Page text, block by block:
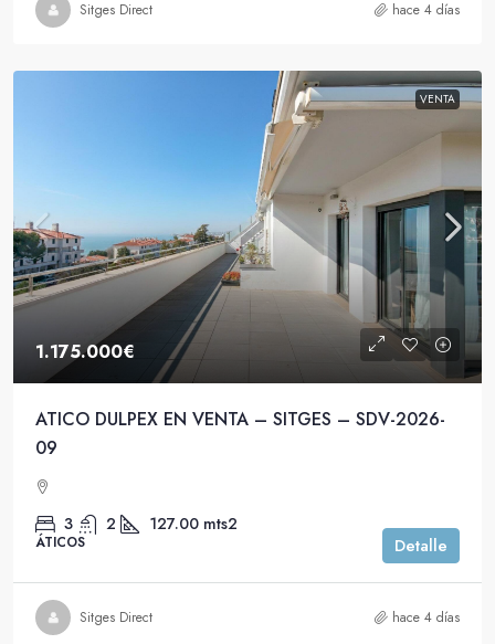
Sitges Direct hace 4 días
VENTA
1.175.000€
ATICO DULPEX EN VENTA – SITGES – SDV-2026-
09
3 2 127.00 mts2
ÁTICOS Detalle
Sitges Direct hace 4 días